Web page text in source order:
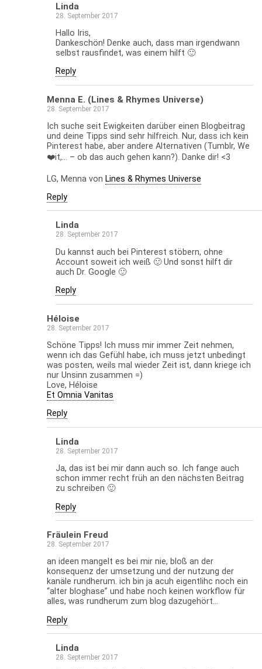
Linda
28. September 2017
Hallo Iris,
Dankeschön! Denke auch, dass man irgendwann
selbst rausfindet, was einem hilft 🙂
Reply
Menna E. (Lines & Rhymes Universe)
28. September 2017
Ich suche seit Ewigkeiten darüber einen Blogbeitrag
und deine Tipps sind sehr hilfreich. Nur, dass ich kein
Pinterest habe, aber andere Alternativen (Tumblr, We
❤️it,… – ob das auch gehen kann?). Danke dir! <3
LG, Menna von Lines & Rhymes Universe
Reply
Linda
28. September 2017
Du kannst auch bei Pinterest stöbern, ohne
Account soweit ich weiß 🙂 Und sonst hilft dir
auch Dr. Google 🙂
Reply
Héloise
28. September 2017
Schöne Tipps! Ich muss mir immer Zeit nehmen,
wenn ich das Gefühl habe, ich muss jetzt unbedingt
was posten, weils mal wieder Zeit ist, dann kriege ich
nur Unsinn zusammen =)
Love, Héloise
Et Omnia Vanitas
Reply
Linda
28. September 2017
Ja, das ist bei mir dann auch so. Ich fange auch
schon immer recht früh an den nächsten Beitrag
zu schreiben 🙂
Reply
Fräulein Freud
28. September 2017
an ideen mangelt es bei mir nie, bloß an der
konsequenz der umsetzung und der nutzung der
kanäle rundherum. ich bin ja acuh eigentlihc noch ein
“alter bloghase” und habe noch keinen workflow für
alles, was rundherum zum blog dazugehört…
Reply
Linda
28. September 2017